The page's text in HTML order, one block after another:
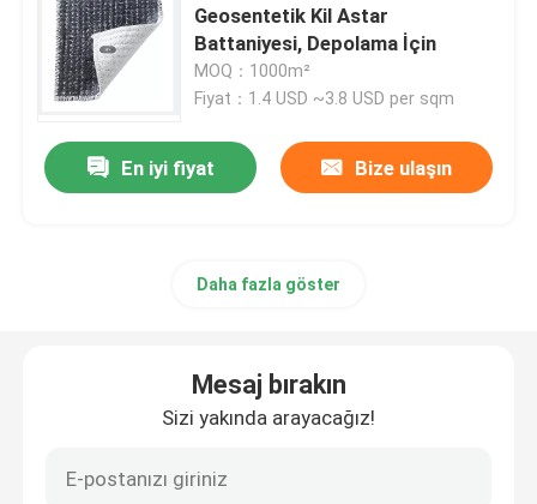
Filament Nonwoven Geotekstil
HDPE Tek Eksenli Geogrid
Plastik Drenaj Levhası
Geosentetik Kil Astar
Battaniyesi, Depolama İçin
MOQ：1000m²
Fiyat：1.4 USD ~3.8 USD per sqm
En iyi fiyat Bize ulaşın
Daha fazla göster
Mesaj bırakın
Sizi yakında arayacağız!